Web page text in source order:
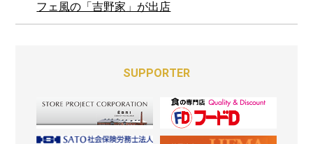
フェ風の「吉野家」が出店
SUPPORTER